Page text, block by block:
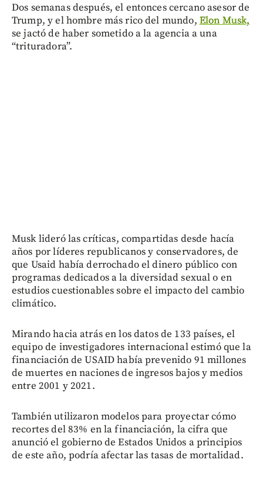
Dos semanas después, el entonces cercano asesor de
Trump, y el hombre más rico del mundo, Elon Musk,
se jactó de haber sometido a la agencia a una
“trituradora”.
Musk lideró las críticas, compartidas desde hacía
años por líderes republicanos y conservadores, de
que Usaid había derrochado el dinero público con
programas dedicados a la diversidad sexual o en
estudios cuestionables sobre el impacto del cambio
climático.
Mirando hacia atrás en los datos de 133 países, el
equipo de investigadores internacional estimó que la
financiación de USAID había prevenido 91 millones
de muertes en naciones de ingresos bajos y medios
entre 2001 y 2021.
También utilizaron modelos para proyectar cómo
recortes del 83% en la financiación, la cifra que
anunció el gobierno de Estados Unidos a principios
de este año, podría afectar las tasas de mortalidad.